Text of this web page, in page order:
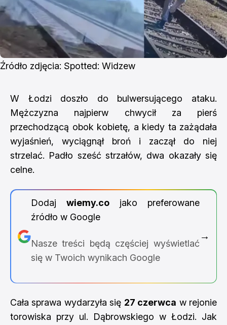
Źródło zdjęcia: Spotted: Widzew
W Łodzi doszło do bulwersującego ataku.
Mężczyzna najpierw chwycił za pierś
przechodzącą obok kobietę, a kiedy ta zażądała
wyjaśnień, wyciągnął broń i zaczął do niej
strzelać. Padło sześć strzałów, dwa okazały się
celne.
Dodaj wiemy.cojako preferowane
źródło w Google
Nasze treści będą częściej wyświetlać
się w Twoich wynikach Google
→
Cała sprawa wydarzyła się 27 czerwca w rejonie
torowiska przy ul. Dąbrowskiego w Łodzi. Jak